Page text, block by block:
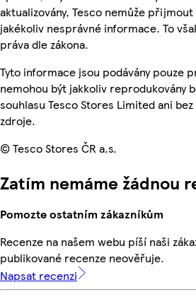
aktualizovány, Tesco nemůže
jakékoliv nesprávné informace. To
práva dle zákona.
Tyto informace jsou podávány pouze
nemohou být jakkoliv reprodukovány
souhlasu Tesco Stores Limited ani
zdroje.
© Tesco Stores ČR a.s.
Zatím nemáme žádnou
Pomozte ostatním zákazníkům
Recenze na našem webu píší naši
publikované recenze neověřuje.
Napsat recenzi